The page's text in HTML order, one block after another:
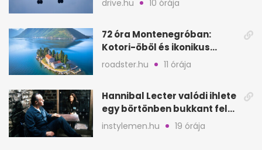
drive.hu 10 órája
72 óra Montenegróban:
Kotori-öböl és ikonikus
tengerpart 3 nap alatt
roadster.hu 11 órája
Hannibal Lecter valódi ihlete
egy börtönben bukkant fel
Thomas Harrisnek
instylemen.hu 19 órája